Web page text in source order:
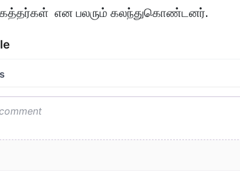
என பலரும் கலந்துகொண்டனர்.